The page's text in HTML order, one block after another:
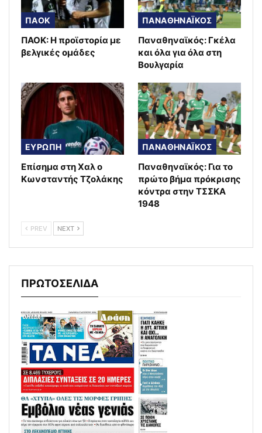
ΠΑΟΚ
ΠΑΟΚ: Η προϊστορία με
βελγικές ομάδες
ΠΑΝΑΘΗΝΑΪΚΟΣ
Παναθηναϊκός: Γκέλα
και όλα για όλα στη
Βουλγαρία
ΕΥΡΩΠΗ
Επίσημα στη Χαλ ο
Κωνσταντής Τζολάκης
ΠΑΝΑΘΗΝΑΪΚΟΣ
Παναθηναϊκός: Για το
πρώτο βήμα πρόκρισης
κόντρα στην ΤΣΣΚΑ
1948
PREV NEXT
ΠΡΩΤΟΣΕΛΙΔΑ